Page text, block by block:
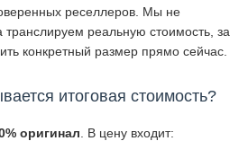
реселлеров. Мы не
реальную стоимость, за
конкретный размер прямо сейчас.
итоговая стоимость?
оригинал . В цену входит: